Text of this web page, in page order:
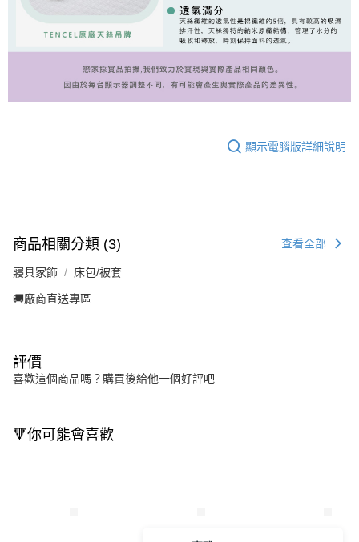
顯示電腦版詳細說明
商品相關分類 (3) 查看全部
寢具家飾 床包/被套
🚚廠商直送專區
評價
喜歡這個商品嗎？購買後給他一個好評吧
🔻你可能會喜歡